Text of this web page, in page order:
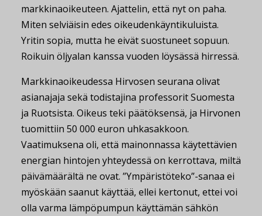
markkinaoikeuteen. Ajattelin, että nyt on paha.
Miten selviäisin edes oikeudenkäyntikuluista.
Yritin sopia, mutta he eivät suostuneet sopuun.
Roikuin öljyalan kanssa vuoden löysässä hirressä.
Markkinaoikeudessa Hirvosen seurana olivat
asianajaja sekä todistajina professorit Suomesta
ja Ruotsista. Oikeus teki päätöksensä, ja Hirvonen
tuomittiin 50 000 euron uhkasakkoon.
Vaatimuksena oli, että mainonnassa käytettävien
energian hintojen yhteydessä on kerrottava, miltä
päivämäärältä ne ovat. ”Ympäristöteko”-sanaa ei
myöskään saanut käyttää, ellei kertonut, ettei voi
olla varma lämpöpumpun käyttämän sähkön